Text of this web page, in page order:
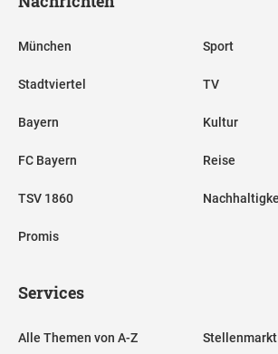
München
Stadtviertel
Bayern
FC Bayern
TSV 1860
Promis
Sport
TV
Kultur
Reise
Services
Alle Themen von A-Z Stellenmarkt